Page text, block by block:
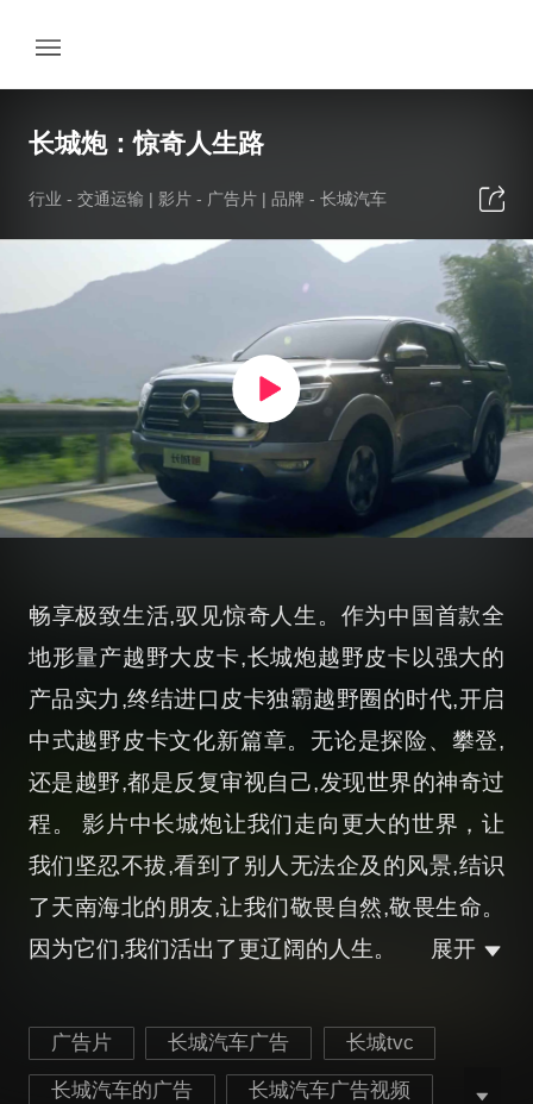
长城炮：惊奇人生路
行业 - 交通运输 | 影片 - 广告片 | 品牌 - 长城汽车
畅享极致生活,驭见惊奇人生。作为中国首款全
地形量产越野大皮卡,长城炮越野皮卡以强大的
产品实力,终结进口皮卡独霸越野圈的时代,开启
中式越野皮卡文化新篇章。无论是探险、攀登,
还是越野,都是反复审视自己,发现世界的神奇过
程。 影片中长城炮让我们走向更大的世界，让
我们坚忍不拔,看到了别人无法企及的风景,结识
了天南海北的朋友,让我们敬畏自然,敬畏生命。
因为它们,我们活出了更辽阔的人生。
展开
广告片 长城汽车广告 长城tvc
长城汽车的广告 长城汽车广告视频